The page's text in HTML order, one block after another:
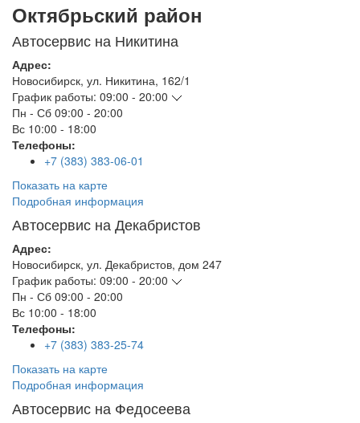
Октябрьский район
Автосервис на Никитина
Адрес:
Новосибирск, ул. Никитина, 162/1
График работы: 09:00 - 20:00
Пн - Сб 09:00 - 20:00
Вс 10:00 - 18:00
Телефоны:
+7 (383) 383-06-01
Показать на карте
Подробная информация
Автосервис на Декабристов
Адрес:
Новосибирск, ул. Декабристов, дом 247
График работы: 09:00 - 20:00
Пн - Сб 09:00 - 20:00
Вс 10:00 - 18:00
Телефоны:
+7 (383) 383-25-74
Показать на карте
Подробная информация
Автосервис на Федосеева